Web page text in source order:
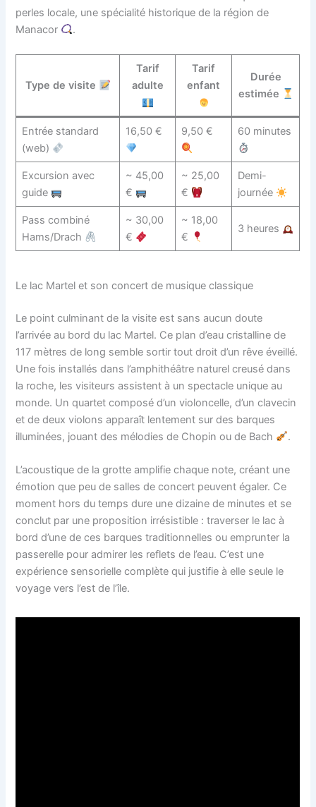
perles locale, une spécialité historique de la région de
Manacor
.
Type de visite
Tarif
adulte
Tarif
enfant
Durée
estimée
Entrée standard
(web)
16,50 € 9,50 € 60 minutes
Excursion avec
guide
~ 45,00
€
~ 25,00
€
Demi-
journée
Pass combiné
Hams/Drach
~ 30,00
€
~ 18,00
€
3 heures
Le lac Martel et son concert de musique classique
Le point culminant de la visite est sans aucun doute
l’arrivée au bord du lac Martel. Ce plan d’eau cristalline de
117 mètres de long semble sortir tout droit d’un rêve éveillé.
Une fois installés dans l’amphithéâtre naturel creusé dans
la roche, les visiteurs assistent à un spectacle unique au
monde. Un quartet composé d’un violoncelle, d’un clavecin
et de deux violons apparaît lentement sur des barques
illuminées, jouant des mélodies de Chopin ou de Bach
.
L’acoustique de la grotte amplifie chaque note, créant une
émotion que peu de salles de concert peuvent égaler. Ce
moment hors du temps dure une dizaine de minutes et se
conclut par une proposition irrésistible : traverser le lac à
bord d’une de ces barques traditionnelles ou emprunter la
passerelle pour admirer les reflets de l’eau. C’est une
expérience sensorielle complète qui justifie à elle seule le
voyage vers l’est de l’île.